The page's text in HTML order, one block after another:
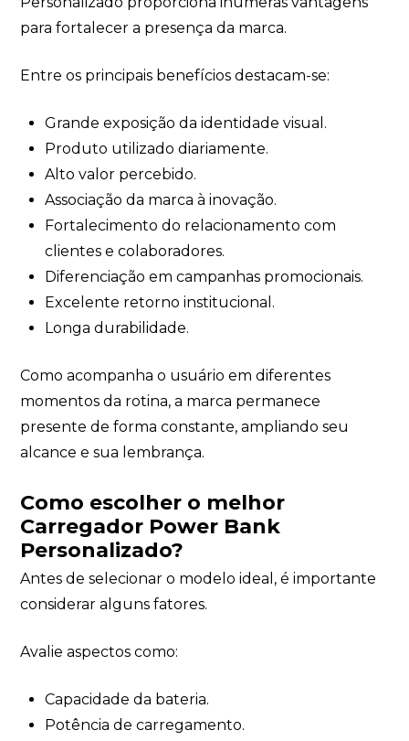
para fortalecer a presença da marca.
Entre os principais benefícios destacam-se:
Grande exposição da identidade visual.
Produto utilizado diariamente.
Alto valor percebido.
Associação da marca à inovação.
Fortalecimento do relacionamento com
clientes e colaboradores.
Diferenciação em campanhas promocionais.
Excelente retorno institucional.
Longa durabilidade.
Como acompanha o usuário em diferentes
momentos da rotina, a marca permanece
presente de forma constante, ampliando seu
alcance e sua lembrança.
Como escolher o melhor
Carregador Power Bank
Personalizado?
Antes de selecionar o modelo ideal, é importante
considerar alguns fatores.
Avalie aspectos como:
Capacidade da bateria.
Potência de carregamento.